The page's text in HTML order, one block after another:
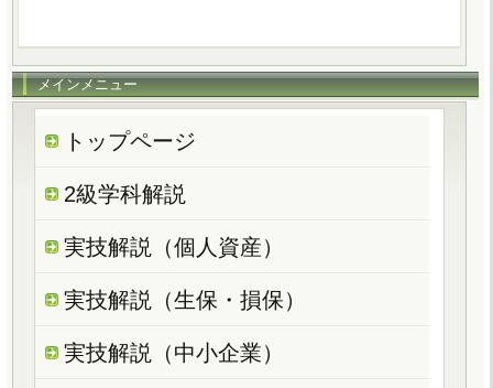
メインメニュー
トップページ
2級学科解説
実技解説（個人資産）
実技解説（生保・損保）
実技解説（中小企業）